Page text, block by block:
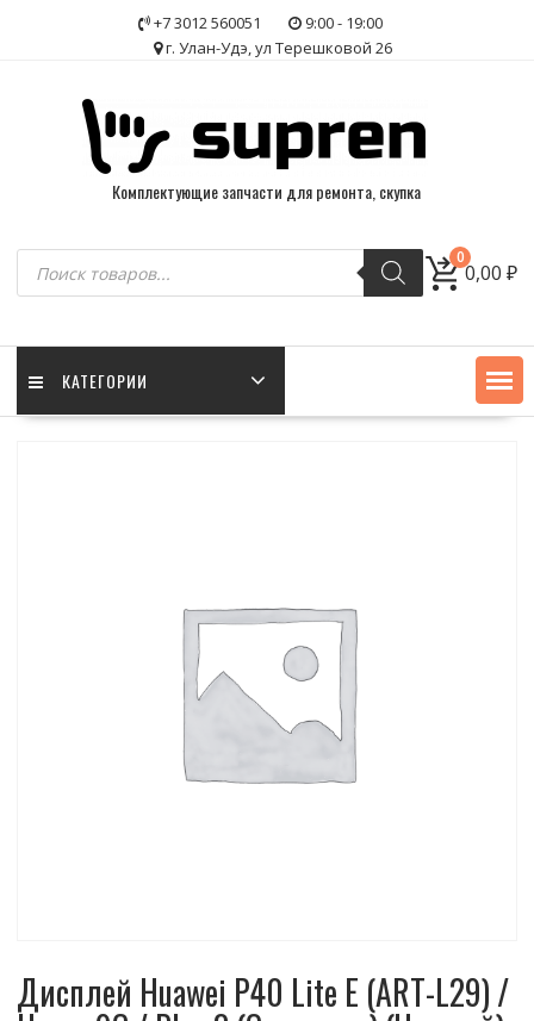
+7 3012 560051
9:00 - 19:00
г. Улан-Удэ, ул Терешковой 26
Комплектующие запчасти для ремонта, скупка
Поиск
товаров
0
0,00₽
КАТЕГОРИИ
Дисплей Huawei P40 Lite E (ART-L29) /